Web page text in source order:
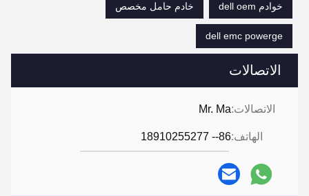
الاتصالات
الاتصالات:Mr. Ma
الهاتف:86-- 18910255277
خوادم dell oem
خادم حامل مخصص
dell emc powerge